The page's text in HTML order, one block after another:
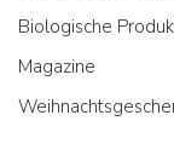
Biologische
Magazine